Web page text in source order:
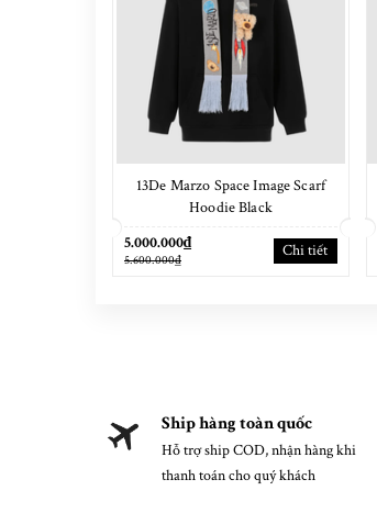
13De Marzo Space Image Scarf
Hoodie Black
5.000.000₫
5.600.000₫ Chi tiết
Ship hàng toàn quốc
Hỗ trợ ship COD, nhận hàng khi
thanh toán cho quý khách